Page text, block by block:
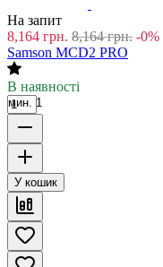
На запит
8,164 грн. 8,164 грн. -0%
Samson MCD2 PRO
В наявності
мин. 1
У кошик